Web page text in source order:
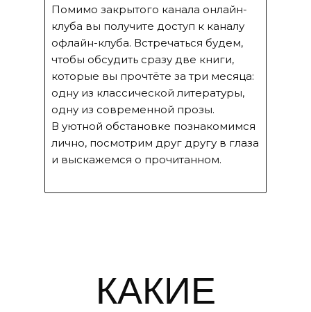
Помимо закрытого канала онлайн-
клуба вы получите доступ к каналу
офлайн-клуба. Встречаться будем,
чтобы обсудить сразу две книги,
которые вы прочтёте за три месяца:
одну из классической литературы,
одну из современной прозы.
В уютной обстановке познакомимся
лично, посмотрим друг другу в глаза
и выскажемся о прочитанном.
КАКИЕ